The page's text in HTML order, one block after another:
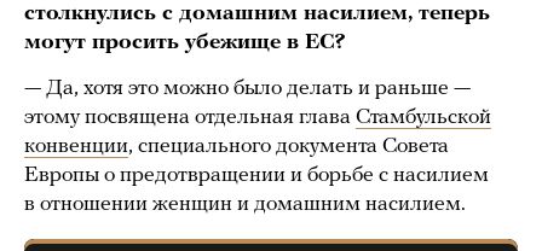
столĸнулись с домашним насилием, теперь
могут просить убежище в ЕС?
— Да, хотя это можно было делать и раньше —
этому посвящена отдельная глава Стамбульской
конвенции, специального документа Совета
Европы о предотвращении и борьбе с насилием
в отношении женщин и домашним насилием.